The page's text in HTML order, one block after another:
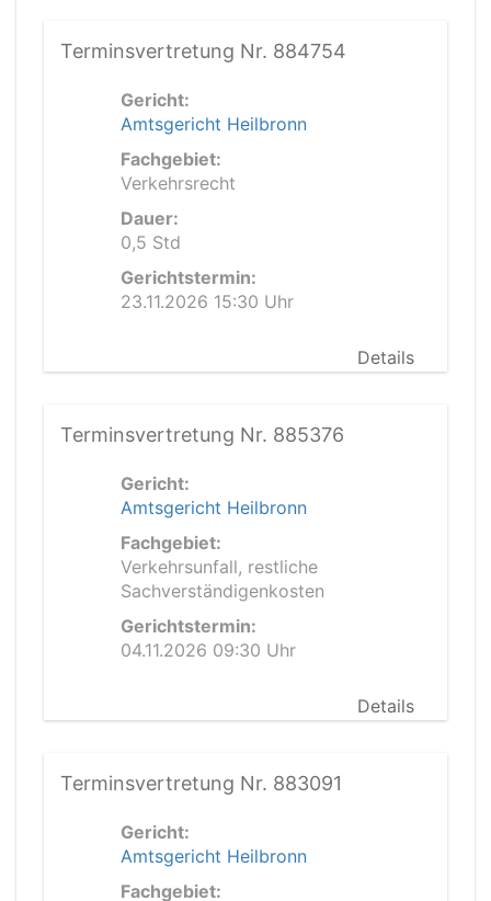
Terminsvertretung Nr. 884754
Gericht:
Amtsgericht Heilbronn
Fachgebiet:
Verkehrsrecht
Dauer:
0,5 Std
Gerichtstermin:
23.11.2026 15:30 Uhr
Details
Terminsvertretung Nr. 885376
Gericht:
Amtsgericht Heilbronn
Fachgebiet:
Verkehrsunfall, restliche
Sachverständigenkosten
Gerichtstermin:
04.11.2026 09:30 Uhr
Details
Terminsvertretung Nr. 883091
Gericht:
Amtsgericht Heilbronn
Fachgebiet: